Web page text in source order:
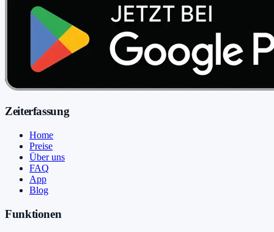
Zeiterfassung
Home
Preise
Über uns
FAQ
App
Blog
Funktionen